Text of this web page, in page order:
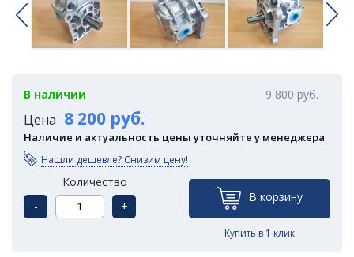
В наличии 9 800 руб.
Цена 8 200 руб.
Наличие и актуальность цены уточняйте у менеджера
Нашли дешевле? Снизим цену!
Количество
-
+
В корзину
Купить в 1 клик